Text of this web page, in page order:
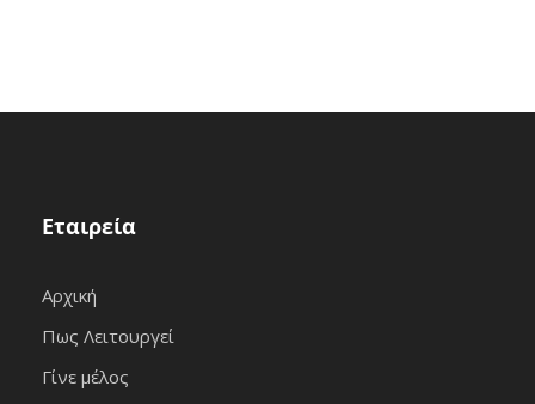
Εταιρεία
Αρχική
Πως Λειτουργεί
Γίνε μέλος